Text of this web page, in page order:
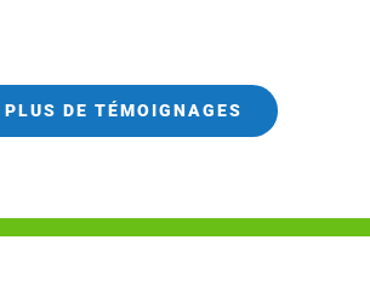
DE TÉMOIGNAGES